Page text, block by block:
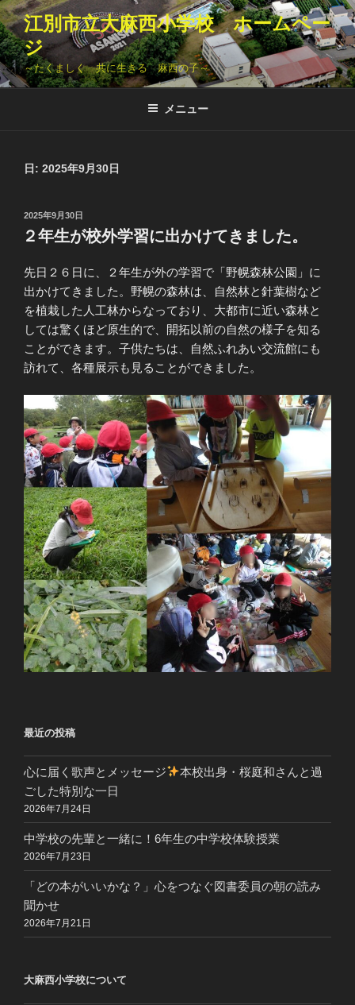
コ
ン
テ
ン
ツ
江別市立大麻西小学校 ホームペー
ジ
～たくましく 共に生きる 麻西の子～
メニュー
日: 2025年9月30日
投
稿
日:
2025年9月30日
２年生が校外学習に出かけてきました。
先日２６日に、２年生が外の学習で「野幌森林公園」に
出かけてきました。野幌の森林は、自然林と針葉樹など
を植栽した人工林からなっており、大都市に近い森林と
しては驚くほど原生的で、開拓以前の自然の様子を知る
ことができます。子供たちは、自然ふれあい交流館にも
訪れて、各種展示も見ることができました。
最近の投稿
心に届く歌声とメッセージ
本校出身・桜庭和さんと過
ごした特別な一日
2026年7月24日
中学校の先輩と一緒に！6年生の中学校体験授業
2026年7月23日
「どの本がいいかな？」心をつなぐ図書委員の朝の読み
聞かせ
2026年7月21日
大麻西小学校について